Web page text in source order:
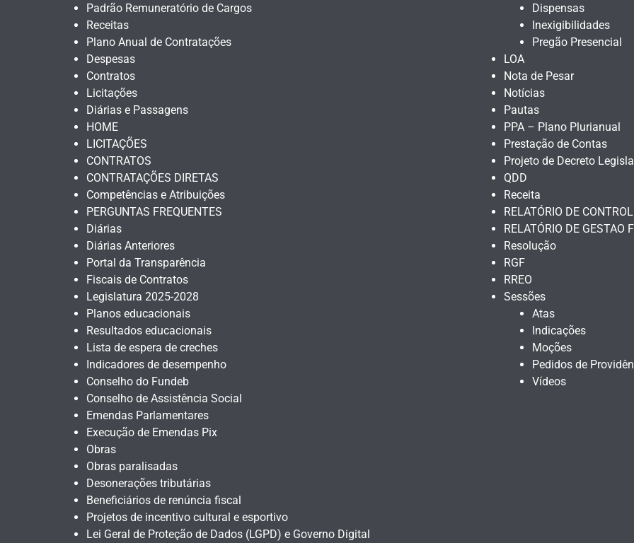
Padrão Remuneratório de Cargos
Receitas
Plano Anual de Contratações
Despesas
Contratos
Licitações
Diárias e Passagens
HOME
LICITAÇÕES
CONTRATOS
CONTRATAÇÕES DIRETAS
Competências e Atribuições
PERGUNTAS FREQUENTES
Diárias
Diárias Anteriores
Portal da Transparência
Fiscais de Contratos
Legislatura 2025-2028
Planos educacionais
Resultados educacionais
Lista de espera de creches
Indicadores de desempenho
Conselho do Fundeb
Conselho de Assistência Social
Emendas Parlamentares
Execução de Emendas Pix
Obras
Obras paralisadas
Desonerações tributárias
Beneficiários de renúncia fiscal
Projetos de incentivo cultural e esportivo
Lei Geral de Proteção de Dados (LGPD) e Governo Digital
Dispensas
Inexigibilidades
Pregão Presencial
LOA
Nota de Pesar
Notícias
Pautas
PPA – Plano Plurianual
Prestação de Contas
Projeto de Decreto
QDD
Receita
RELATÓRIO DE
RELATÓRIO DE GESTAO
Resolução
RGF
RREO
Sessões
Atas
Indicações
Moções
Pedidos de
Vídeos